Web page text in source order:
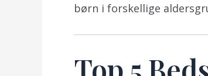
børn i forskellige